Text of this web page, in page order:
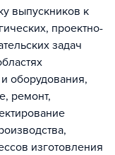
выпускников к
проектно-
задач
оборудования,
ремонт,
изготовления